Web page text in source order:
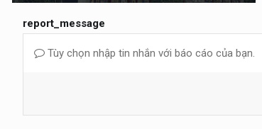
report_message
Tùy chọn nhập tin nhắn với báo cáo của bạn.